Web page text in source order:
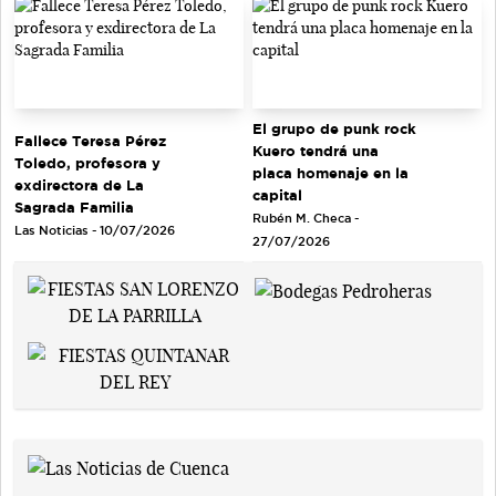
Fallece Teresa Pérez
Toledo, profesora y
exdirectora de La
Sagrada Familia
Las Noticias - 10/07/2026
El grupo de punk rock
Kuero tendrá una
placa homenaje en la
capital
Rubén M. Checa -
27/07/2026